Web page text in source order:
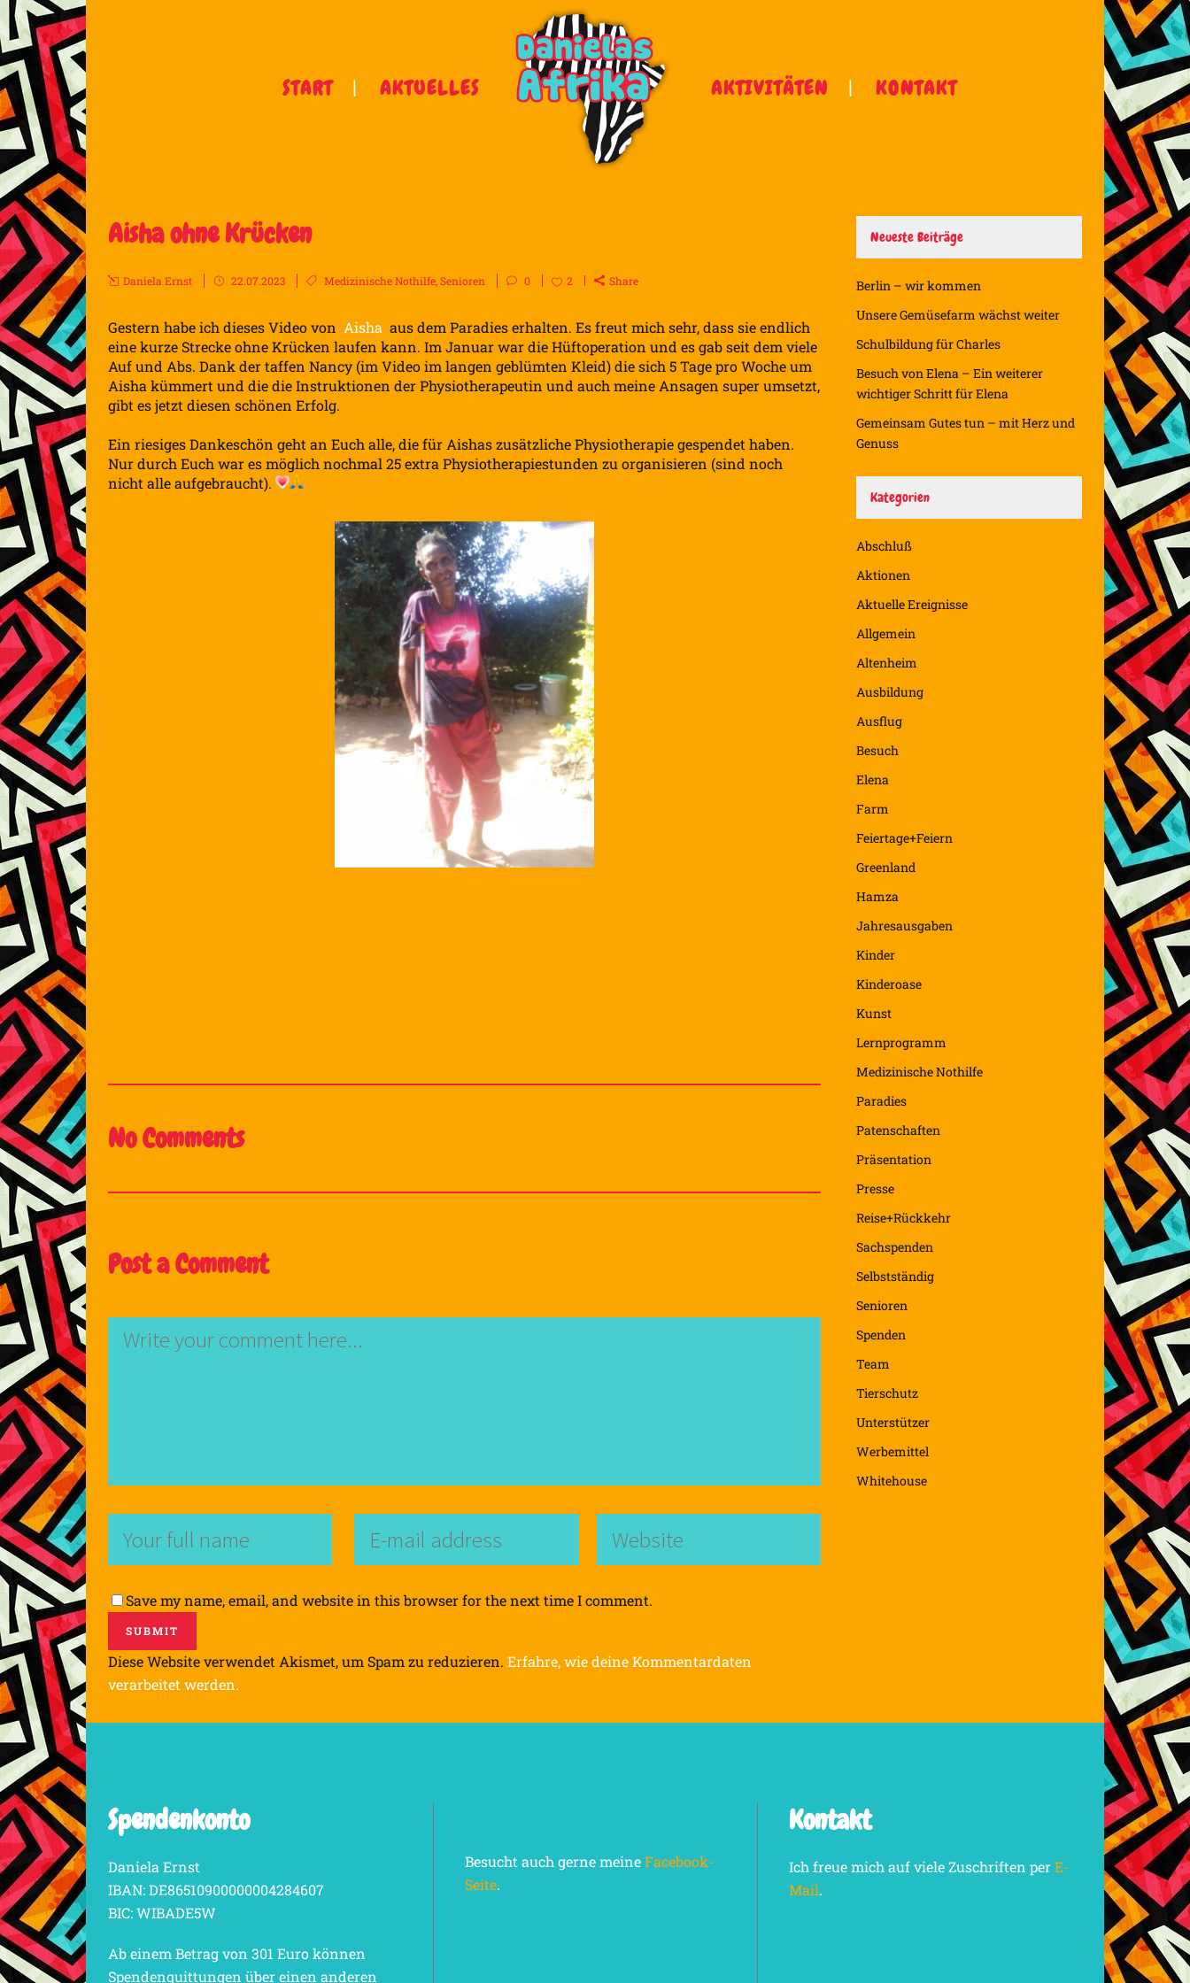
START AKTUELLES AKTIVITÄTEN KONTAKT
Aisha ohne Krücken
Daniela Ernst 22.07.2023 Medizinische Nothilfe,Senioren 0 2 Share
Gestern habe ich dieses Video von Aisha aus dem Paradies erhalten. Es freut mich sehr, dass sie endlich
eine kurze Strecke ohne Krücken laufen kann. Im Januar war die Hüftoperation und es gab seit dem viele
Auf und Abs. Dank der taffen Nancy (im Video im langen geblümten Kleid) die sich 5 Tage pro Woche um
Aisha kümmert und die die Instruktionen der Physiotherapeutin und auch meine Ansagen super umsetzt,
gibt es jetzt diesen schönen Erfolg.
Ein riesiges Dankeschön geht an Euch alle, die für Aishas zusätzliche Physiotherapie gespendet haben.
Nur durch Euch war es möglich nochmal 25 extra Physiotherapiestunden zu organisieren (sind noch
nicht alle aufgebraucht).
No Comments
Post a Comment
Save my name, email, and website in this browser for the next time I comment.
Diese Website verwendet Akismet, um Spam zu reduzieren. Erfahre, wie deine Kommentardaten
verarbeitet werden.
Neueste Beiträge
Berlin – wir kommen
Unsere Gemüsefarm wächst weiter
Schulbildung für Charles
Besuch von Elena – Ein weiterer
wichtiger Schritt für Elena
Gemeinsam Gutes tun – mit Herz und
Genuss
Kategorien
Abschluß
Aktionen
Aktuelle Ereignisse
Allgemein
Altenheim
Ausbildung
Ausflug
Besuch
Elena
Farm
Feiertage+Feiern
Greenland
Hamza
Jahresausgaben
Kinder
Kinderoase
Kunst
Lernprogramm
Medizinische Nothilfe
Paradies
Patenschaften
Präsentation
Presse
Reise+Rückkehr
Sachspenden
Selbstständig
Senioren
Spenden
Team
Tierschutz
Unterstützer
Werbemittel
Whitehouse
Spendenkonto
Daniela Ernst
IBAN: DE86510900000004284607
BIC: WIBADE5W
Ab einem Betrag von 301 Euro können
Spendenquittungen über einen anderen
Besucht auch gerne meineFacebook-
Seite.
Kontakt
Ich freue mich auf viele Zuschriften perE-
Mail.